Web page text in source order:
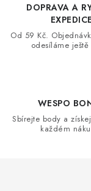
c
k
DOPRAVA A
EXPEDICE
Od 59 Kč.
odesíláme
WESPO
Sbírejte body a
každém